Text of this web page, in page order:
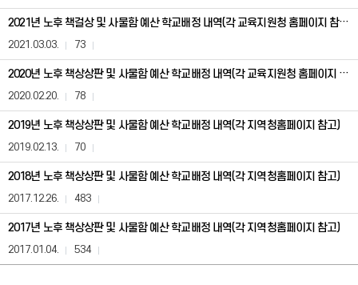
표)
시
판
은
번
제
등
록
일,
조
회
수,
첨
부,
담
2021년 노후 책걸상 및 사물함 예산 학교배정 내역(각 교육지원청 홈페이지 참고)
2021.03.03. 73
2020년 노후 책상상판 및 사물함 예산 학교배정 내역(각 교육지원청 홈페이지 참고)
2020.02.20. 78
2019년 노후 책상상판 및 사물함 예산 학교배정 내역(각 지역청홈페이지 참고)
2019.02.13. 70
2018년 노후 책상상판 및 사물함 예산 학교배정 내역(각 지역청홈페이지 참고)
2017.12.26. 483
2017년 노후 책상상판 및 사물함 예산 학교배정 내역(각 지역청홈페이지 참고)
2017.01.04. 534